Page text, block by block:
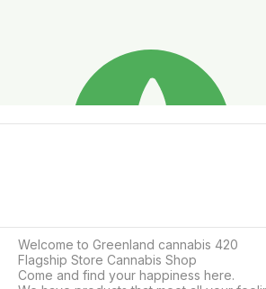
Welcome to Greenland cannabis 420
Flagship Store Cannabis Shop
Come and find your happiness here.